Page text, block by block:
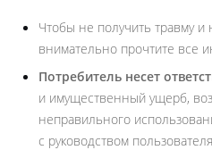
Чтобы не получить травму и
внимательно прочтите все
Потребитель несет
и имущественный ущерб,
неправильного
с руководством